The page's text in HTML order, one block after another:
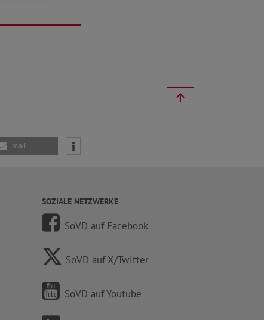
mail
SOZIALE NETZWERKE
SoVD auf Facebook
SoVD auf X/Twitter
SoVD auf Youtube